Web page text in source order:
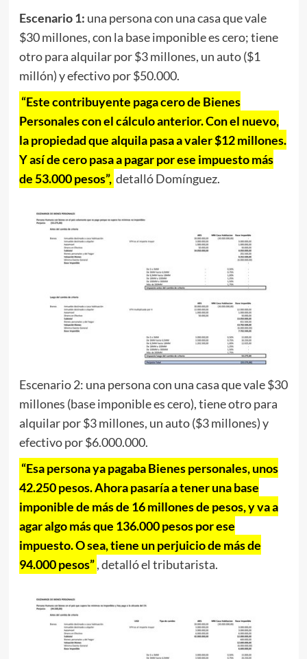
Escenario 1: una persona con una casa que vale
$30 millones, con la base imponible es cero; tiene
otro para alquilar por $3 millones, un auto ($1
millón) y efectivo por $50.000.
“Este contribuyente paga cero de Bienes
Personales con el cálculo anterior. Con el nuevo,
la propiedad que alquila pasa a valer $12 millones.
Y así de cero pasa a pagar por ese impuesto más
de 53.000 pesos”, detalló Domínguez.
Escenario 2: una persona con una casa que vale $30
millones (base imponible es cero), tiene otro para
alquilar por $3 millones, un auto ($3 millones) y
efectivo por $6.000.000.
“Esa persona ya pagaba Bienes personales, unos
42.250 pesos. Ahora pasaría a tener una base
imponible de más de 16 millones de pesos, y va a
agar algo más que 136.000 pesos por ese
impuesto. O sea, tiene un perjuicio de más de
94.000 pesos” , detalló el tributarista.